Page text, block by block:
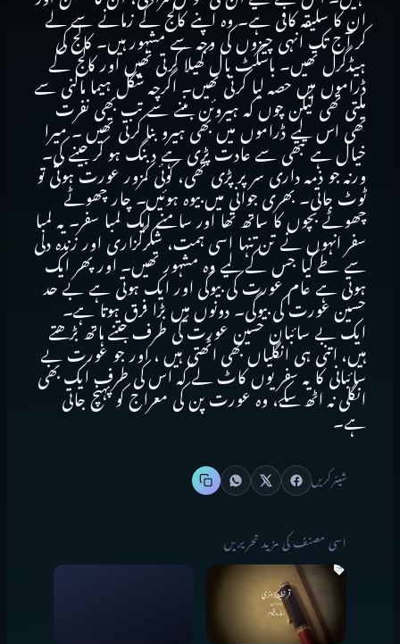
ان کا سلیقہ کافی ہے۔ وہ اپنے کالج کے زمانے سے لے
کر آج تک انہی چیزوں کی وجہ سے مشہور ہیں۔ کالج کی
ہیڈگرل تھیں۔ باسکٹ بال کھیلا کرتی تھیں اور کالج کے
ڈراموں میں حصہ لیا کرتی تھیں۔ اگرچہ شکل ہیما مالنی سے
ملتی تھی لیکن چوں کہ ہیروئن بننے سے تب بھی نفرت
تھی اس لیے ڈراموں میں بھی ہیرو بنا کرتی تھیں ۔ میرا
خیال ہے تبھی سے عادت پڑی ہے دبنگ ہو کر جینے کی۔
ورنہ جو ذمہ داری سر پر پڑی تھی، کوئی کمزور عورت ہوتی تو
ٹوٹ جاتی۔ بھری جوانی میں بیوہ ہوئیں۔ چار چھوٹے
چھوٹے بچوں کا ساتھ تھا اور سامنے ایک لمبا سفر۔ یہ لمبا
سفر انہوں نے تن تنہا اسی ہمت، شکرگزاری اور زندہ دلی
سے طے کیا جس کے لیے وہ مشہور تھیں۔ اور پھر ایک
ہوتی ہے عام عورت کی بیوگی اور ایک ہوتی ہے بے حد
حسین عورت کی بیوگی۔ دونوں میں بڑا فرق ہوتا ہے۔
ایک بے سائبان حسین عورت کی طرف جتنے ہاتھ بڑھتے
ہیں، اتنی ہی انگلیاں بھی اٹھتی ہیں ، اور جو عورت بے
سائبانی کا یہ سفر یوں کاٹ لے کہ اس کی طرف ایک بھی
انگلی نہ اٹھ سکے، وہ عورت پن کی معراج کو پہنچ جاتی
ہے۔
شیئر کریں
اسی مصنف کی مزید تحریریں